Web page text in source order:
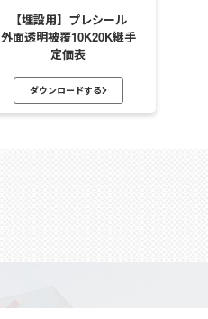
【埋設用】プレシール
外面透明被覆10K20K継手
定価表
ダウンロードする